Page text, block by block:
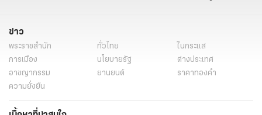
ข่าว
พระราชสำนัก ทั่วไทย
ในกระแส
การเมือง
นโยบายรัฐ
ต่างประเทศ
อาชญากรรม
ยานยนต์
ราคาทองคำ
ความยั่งยืน